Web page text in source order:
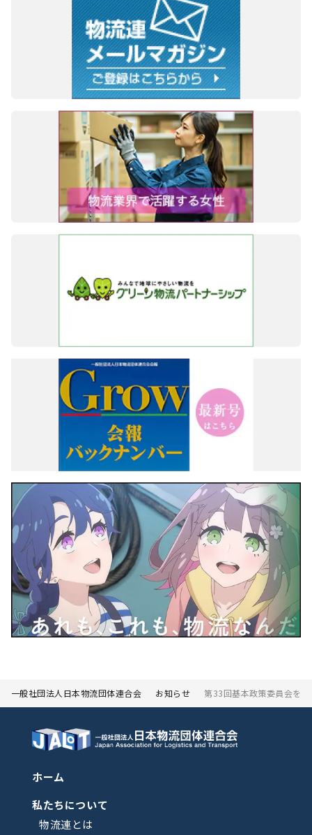
一般社団法人日本物流団体連合会 お知らせ 第33回基本政策委員会を
ホーム
私たちについて
物流連とは